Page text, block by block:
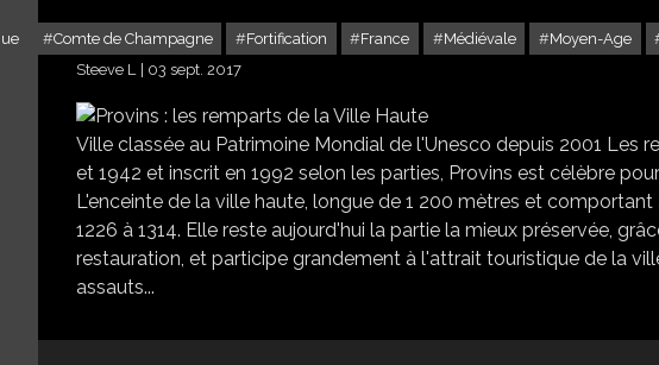
Comte de Champagne Fortification France Médiévale Moyen-Age
Steeve L
03 sept. 2017
Ville classée au Patrimoine Mondial de l'Unesco depuis 2001 Les
et 1942 et inscrit en 1992 selon les parties, Provins est célèbre
L'enceinte de la ville haute, longue de 1 200 mètres et
1226 à 1314. Elle reste aujourd'hui la partie la mieux préservée,
restauration, et participe grandement à l'attrait touristique de la
assauts...